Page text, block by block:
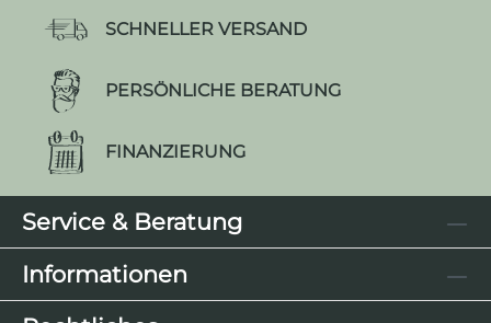
SCHNELLER VERSAND
PERSÖNLICHE BERATUNG
FINANZIERUNG
Service & Beratung
Informationen